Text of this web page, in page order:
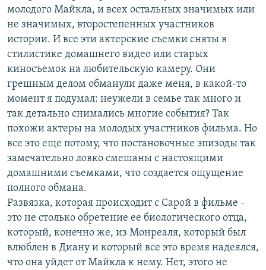
молодого Майкла, и всех остальных значимых или
не значимых, второстепенных участников
истории. И все эти актерские съемки сняты в
стилистике домашнего видео или старых
киносъемок на любительскую камеру. Они
грешным делом обманули даже меня, в какой-то
момент я подумал: неужели в семье так много и
так детально снимались многие события? Так
похожи актеры на молодых участников фильма. Но
все это еще потому, что постановочные эпизоды так
замечательно ловко смешаны с настоящими
домашними съемками, что создается ощущение
полного обмана.
Развязка, которая происходит с Сарой в фильме -
это не столько обретение ее биологического отца,
который, конечно же, из Монреаля, который был
влюблен в Диану и который все это время надеялся,
что она уйдет от Майкла к нему. Нет, этого не